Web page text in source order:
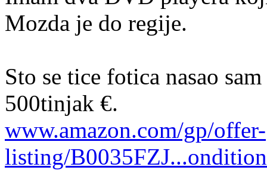
Mozda je do regije.
Sto se tice fotica nasao
500tinjak €.
www.amazon.com/gp/offer-
listing/